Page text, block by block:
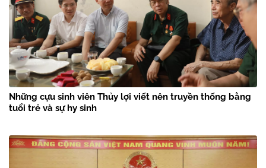
Những cựu sinh viên Thủy lợi viết nên truyền thống bằng
tuổi trẻ và sự hy sinh